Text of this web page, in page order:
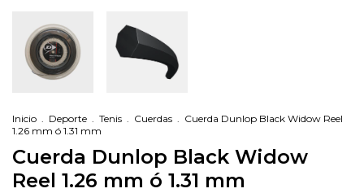
Inicio Deporte Tenis Cuerdas
Cuerda Dunlop Black Widow Reel
1.26 mm ó 1.31 mm
Cuerda Dunlop Black Widow
Reel 1.26 mm ó 1.31 mm